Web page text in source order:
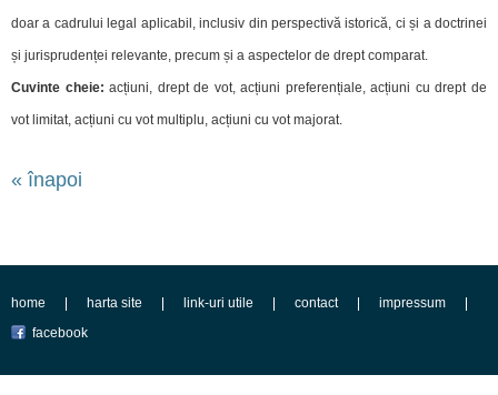
doar a cadrului legal aplicabil, inclusiv din perspectivă istorică, ci și a doctrinei
și jurisprudenței relevante, precum și a aspectelor de drept comparat.
Cuvinte cheie:acțiuni, drept de vot, acțiuni preferențiale, acțiuni cu drept de
vot limitat, acțiuni cu vot multiplu, acțiuni cu vot majorat.
« înapoi
home harta site link-uri utile contact
impressum
facebook